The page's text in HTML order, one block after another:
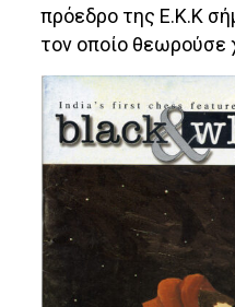
πρόεδρο της Ε.Κ.Κ
τον οποίο θεωρούσε